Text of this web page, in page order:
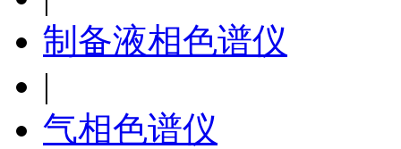
制备液相色谱仪
|
气相色谱仪